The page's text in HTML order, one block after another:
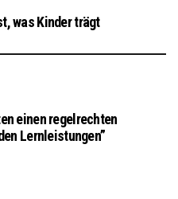
was Kinder trägt
einen regelrechten
Lernleistungen”